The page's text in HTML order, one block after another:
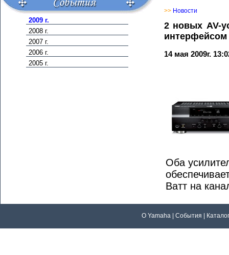
2009 г.
2008 г.
2007 г.
2006 г.
2005 г.
>> Новости
2 новых AV-
интерфейсом
14 мая 2009г.
Оба
Ватт на
О Yamaha События